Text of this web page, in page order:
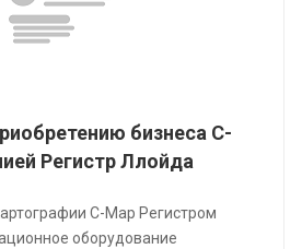
бизнеса C-
Регистр Ллойда
C-Map Регистром
оборудование